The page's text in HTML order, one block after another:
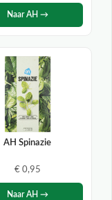
Naar AH →
AH Spinazie
€ 0,95
Naar AH →